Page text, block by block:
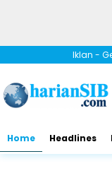
Iklan -
Home Headlines